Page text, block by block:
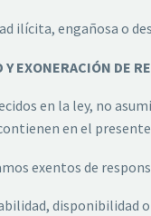
ilícita, engañosa o
EXONERACIÓN DE
en la ley, no
en el
exentos de
disponibilidad